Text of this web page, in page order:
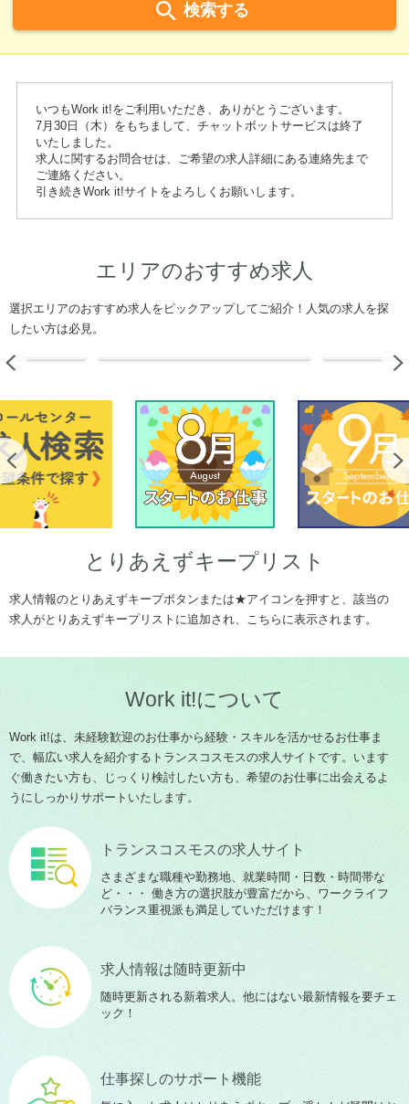
検索する
いつもWork it!をご利用いただき、ありがとうございます。
7月30日（木）をもちまして、チャットボットサービスは終了
いたしました。
求人に関するお問合せは、ご希望の求人詳細にある連絡先まで
ご連絡ください。
引き続きWork it!サイトをよろしくお願いします。
エリアのおすすめ求人
選択エリアのおすすめ求人をピックアップしてご紹介！人気の求人を探
したい方は必見。
Previous
Previous
とりあえずキープリスト
求人情報のとりあえずキープボタンまたは★アイコンを押すと、該当の
求人がとりあえずキープリストに追加され、こちらに表示されます。
Work it!について
Work it!は、未経験歓迎のお仕事から経験・スキルを活かせるお仕事ま
で、幅広い求人を紹介するトランスコスモスの求人サイトです。います
ぐ働きたい方も、じっくり検討したい方も、希望のお仕事に出会えるよ
うにしっかりサポートいたします。
トランスコスモスの求人サイト
さまざまな職種や勤務地、就業時間・日数・時間帯な
ど・・・ 働き方の選択肢が豊富だから、ワークライフ
バランス重視派も満足していただけます！
求人情報は随時更新中
随時更新される新着求人。他にはない最新情報を要チェ
ック！
仕事探しのサポート機能